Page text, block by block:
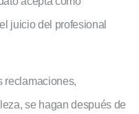
juicio del profesional
reclamaciones,
se hagan después de